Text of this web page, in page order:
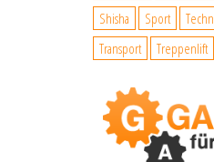
Shisha
Sport
Transport
Treppenlift